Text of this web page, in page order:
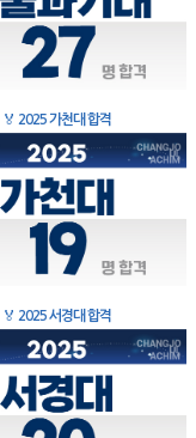
🏅 2025 가천대 합격
🏅 2025 서경대 합격